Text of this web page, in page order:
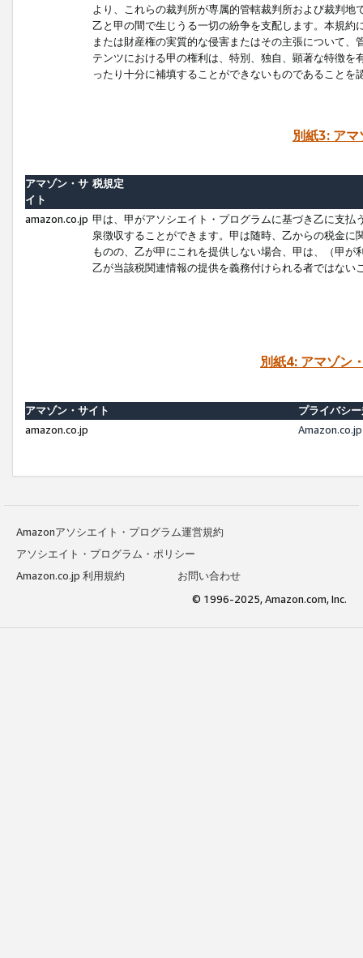
より、これらの裁判所が専属的管轄裁判所および裁判
乙と甲の間で生じうる一切の紛争を支配します。本規
または財産権の実質的な侵害またはその主張について
テンツにおける甲の権利は、特別、独自、顕著な特徴
ったり十分に補填することができないものであることを
別紙3: ア
アマゾン・サ
イト
税規定
amazon.co.jp 甲は、甲がアソシエイト・プログラムに基づき乙に支
泉徴収することができます。甲は随時、乙からの税金
ものの、乙が甲にこれを提供しない場合、甲は、（甲
乙が当該税関連情報の提供を義務付けられる者ではな
別紙4: アマゾン
アマゾン・サイト
プライバシ
amazon.co.jp
Amazonアソシエイト・プログラム運営規約
アソシエイト・プログラム・ポリシー
Amazon.co.jp 利用規約
お問い合わせ
© 1996-2025, Amazon.com, Inc.